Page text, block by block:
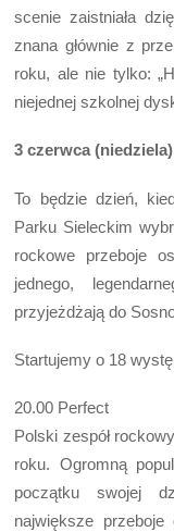
scenie zaistniała
znana głównie z
roku, ale nie tylko:
niejednej szkolnej
3 czerwca (niedziela)
To będzie dzień,
Parku Sieleckim
rockowe przeboje
jednego,
przyjeżdżają do
Startujemy o 18
20.00 Perfect
Polski zespół
roku. Ogromną
początku swojej
największe przeboje